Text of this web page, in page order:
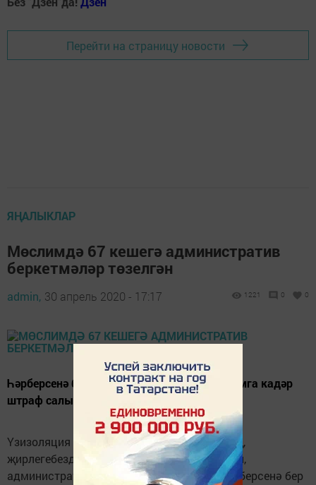
Перейти на страницу новости
ЯҢАЛЫКЛАР
Мөслимдә 67 кешегә административ
беркетмәләр төзелгән
admin, 30 апрель 2020 - 17:17 1221 0 0
Һәрберсенә бер мең сумнан алып 30 мең сумга кадәр
штраф салынган.
Үзизоляция режимы игълан ителгәннән соң,
җирлегебездә 67 кешегә, режим бозган өчен,
административ беркетмәләр төзелгән. Һәрберсенә бер